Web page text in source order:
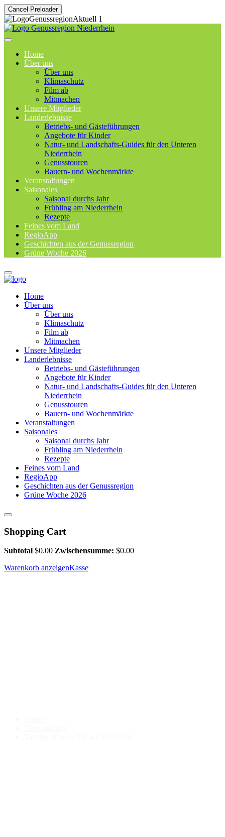
Cancel Preloader
Home
Über uns
Über uns
Klimaschutz
Film ab
Mitmachen
Unsere Mitglieder
Landerlebnisse
Betriebs- und Gästeführungen
Angebote für Kinder
Natur- und Landschafts-Guides für den Unteren
Niederrhein
Genusstouren
Bauern- und Wochenmärkte
Veranstaltungen
Saisonales
Saisonal durchs Jahr
Frühling am Niederrhein
Rezepte
Feines vom Land
RegioApp
Geschichten aus der Genussregion
Grüne Woche 2026
Home
Über uns
Über uns
Klimaschutz
Film ab
Mitmachen
Unsere Mitglieder
Landerlebnisse
Betriebs- und Gästeführungen
Angebote für Kinder
Natur- und Landschafts-Guides für den Unteren
Niederrhein
Genusstouren
Bauern- und Wochenmärkte
Veranstaltungen
Saisonales
Saisonal durchs Jahr
Frühling am Niederrhein
Rezepte
Feines vom Land
RegioApp
Geschichten aus der Genussregion
Grüne Woche 2026
Shopping Cart
Subtotal $0.00 Zwischensumme: $0.00
Warenkorb anzeigenKasse